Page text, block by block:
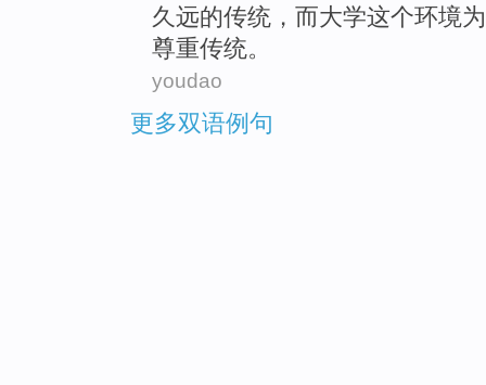
久远的传统 ，而大学这个环境
尊重传统。
youdao
更多双语例句